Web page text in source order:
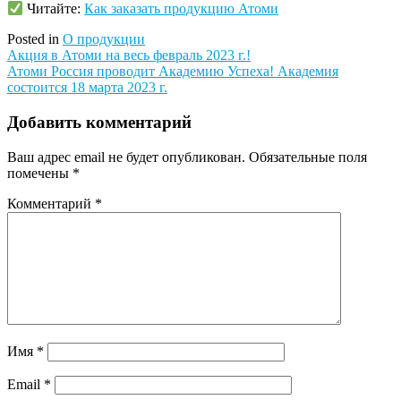
Читайте:Как заказать продукцию Атоми
Posted in О продукции
Навигация
по
Акция в Атоми на весь февраль 2023 г.!
Атоми Россия проводит Академию Успеха! Академия
состоится 18 марта 2023 г.
Добавить комментарий
Ваш адрес email не будет опубликован. Обязательные поля
помечены *
Комментарий *
Имя *
Email *